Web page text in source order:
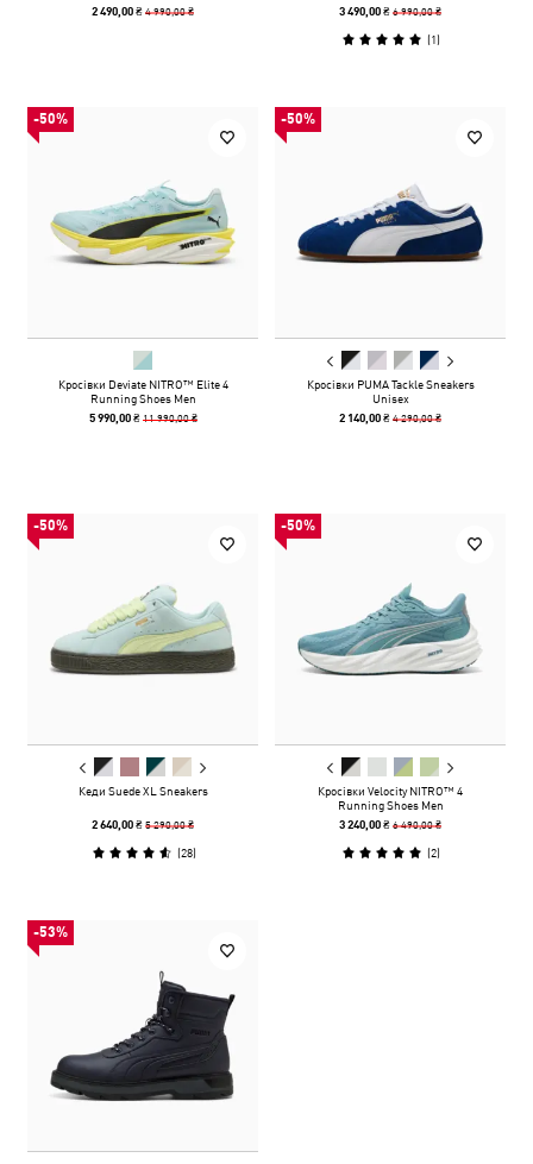
2 490,00 ₴4 990,00 ₴ 3 490,00 ₴6 990,00 ₴
(1)
-50%
Кросівки Deviate NITRO™ Elite 4
Running Shoes Men
5 990,00 ₴ 11 990,00 ₴
-50%
Кросівки PUMA Tackle Sneakers
Unisex
2 140,00 ₴4 290,00 ₴
-50%
Кеди Suede XL Sneakers
2 640,00 ₴5 290,00 ₴
(28)
-50%
Кросівки Velocity NITRO™ 4
Running Shoes Men
3 240,00 ₴6 490,00 ₴
(2)
-53%